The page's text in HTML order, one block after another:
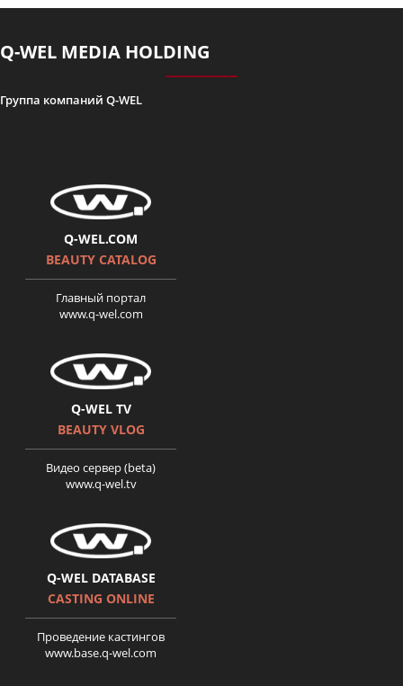
Q-WEL MEDIA HOLDING
Группа компаний Q-WEL
Q-WEL.COM
BEAUTY CATALOG
Главный портал
www.q-wel.com
Q-WEL TV
BEAUTY VLOG
Видео сервер (beta)
www.q-wel.tv
Q-WEL DATABASE
CASTING ONLINE
Проведение кастингов
www.base.q-wel.com